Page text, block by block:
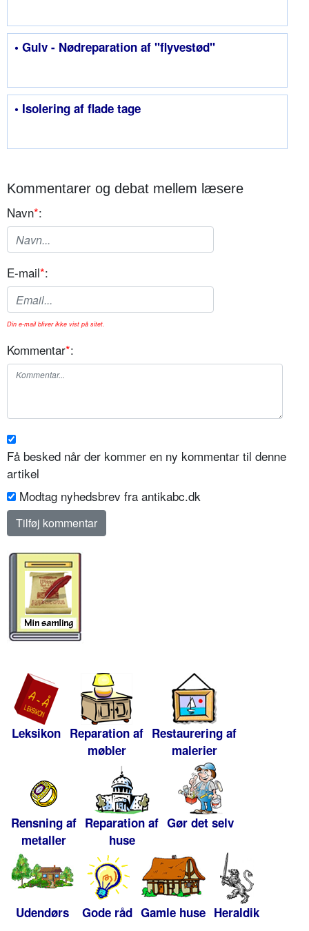
• Gulv - Nødreparation af "flyvestød"
• Isolering af flade tage
Kommentarer og debat mellem læsere
Navn*:
E-mail*:
Din e-mail bliver ikke vist på sitet.
Kommentar*:
Få besked når der kommer en ny kommentar til denne
artikel
Modtag nyhedsbrev fra antikabc.dk
Leksikon Reparation af
møbler
Restaurering af
malerier
Rensning af
metaller
Reparation af
huse
Gør det selv
Udendørs Gode råd Gamle huse Heraldik